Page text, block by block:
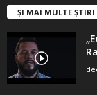
ȘI MAI MULTE ȘTIRI